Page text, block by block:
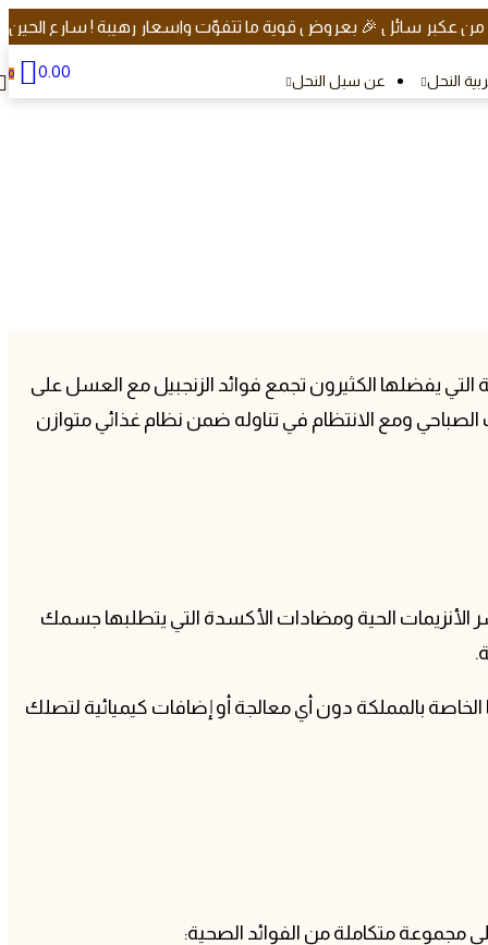
من عكبر سائل 🎉 بعروض قوية ما تتفوّت واسعار رهيبة ! سارع الحين
النحل عن سبل النحل 0.00
0
يفضلها الكثيرون تجمع فوائد الزنجبيل مع العسل على
ومع الانتظام في تناوله ضمن نظام غذائي متوازن
الأنزيمات الحية ومضادات الأكسدة التي يتطلبها جسمك
بين يديك عسلاً بلديًا نقياً 100% يخرج من خلايانا في مناحلنا الخاصة بالمملكة دون أي معالجة أو إضافات كيميائية لتصلك
مجموعة متكاملة من الفوائد الصحية: